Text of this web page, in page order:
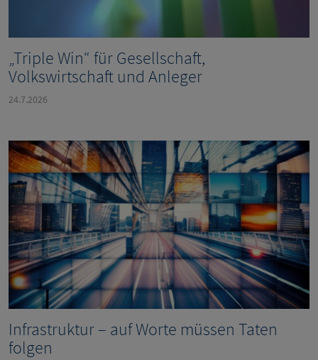
„Triple Win“ für Gesellschaft,
Volkswirtschaft und Anleger
24.7.2026
Infrastruktur – auf Worte müssen Taten
folgen